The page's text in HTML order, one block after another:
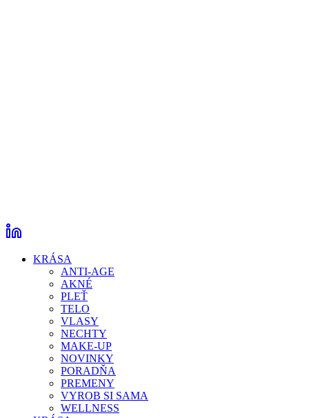
KRÁSA
ANTI-AGE
AKNÉ
PLEŤ
TELO
VLASY
NECHTY
MAKE-UP
NOVINKY
PORADŇA
PREMENY
VYROB SI SAMA
WELLNESS